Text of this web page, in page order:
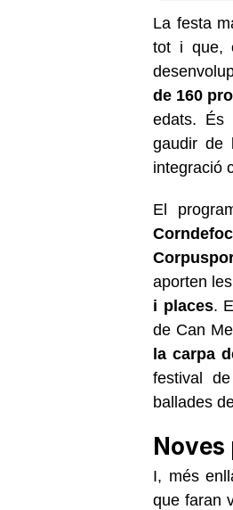
La festa
tot i que,
de 160
edats. És
gaudir de
integració
El
aporten
i places.
de Can
la carpa
festival de
ballades
Noves
I, més
que faran